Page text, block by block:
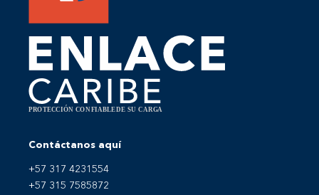
Contáctanos aquí
+57 317 4231554
+57 315 7585872